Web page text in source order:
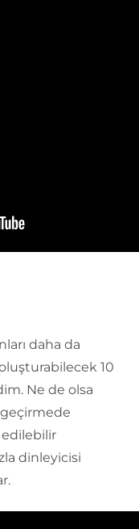
daha da
oluşturabilecek 10
Ne de olsa
geçirmede
dinleyicisi